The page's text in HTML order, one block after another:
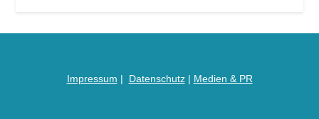
Impressum | Datenschutz| Medien & PR